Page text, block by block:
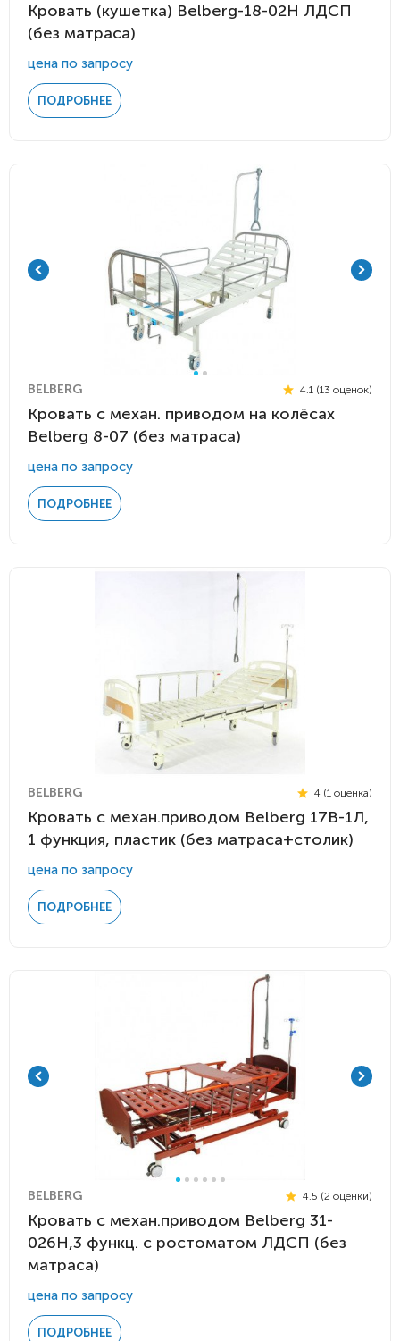
Кровать (кушетка) Belberg-18-02H ЛДСП
(без матраса)
цена по запросу
ПОДРОБНЕЕ
BELBERG 4.1 (13 оценок)
Кровать c механ. приводом на колёсах
Belberg 8-07 (без матраса)
цена по запросу
ПОДРОБНЕЕ
BELBERG 4 (1 оценка)
Кровать c механ.приводом Belberg 17B-1Л,
1 функция, пластик (без матраса+столик)
цена по запросу
ПОДРОБНЕЕ
BELBERG 4.5 (2 оценки)
Кровать c механ.приводом Belberg 31-
026H,3 функц. с ростоматом ЛДСП (без
матраса)
цена по запросу
ПОДРОБНЕЕ